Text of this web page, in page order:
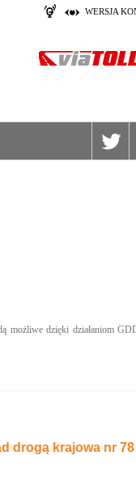
WERSJA
możliwe dzięki działaniom
drogą krajowa nr